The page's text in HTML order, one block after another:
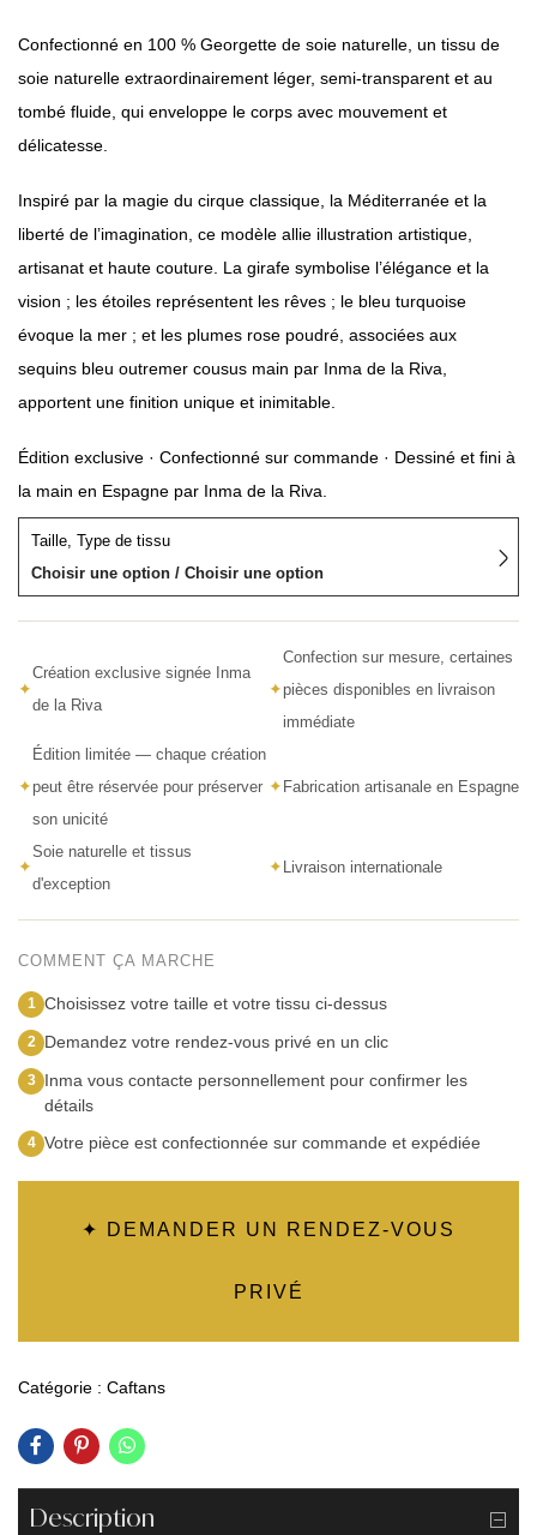
Confectionné en 100 % Georgette de soie naturelle, un tissu de
soie naturelle extraordinairement léger, semi-transparent et au
tombé fluide, qui enveloppe le corps avec mouvement et
délicatesse.
Inspiré par la magie du cirque classique, la Méditerranée et la
liberté de l’imagination, ce modèle allie illustration artistique,
artisanat et haute couture. La girafe symbolise l’élégance et la
vision ; les étoiles représentent les rêves ; le bleu turquoise
évoque la mer ; et les plumes rose poudré, associées aux
sequins bleu outremer cousus main par Inma de la Riva,
apportent une finition unique et inimitable.
Édition exclusive · Confectionné sur commande · Dessiné et fini à
la main en Espagne par Inma de la Riva.
Taille, Type de tissu
Choisir une option / Choisir une option
✦
Création exclusive signée Inma
de la Riva
✦
Confection sur mesure, certaines
pièces disponibles en livraison
immédiate
✦
Édition limitée — chaque création
peut être réservée pour préserver
son unicité
✦Fabrication artisanale en Espagne
✦
Soie naturelle et tissus
d'exception
✦ Livraison internationale
COMMENT ÇA MARCHE
1 Choisissez votre taille et votre tissu ci-dessus
2 Demandez votre rendez-vous privé en un clic
3
Inma vous contacte personnellement pour confirmer les
détails
4 Votre pièce est confectionnée sur commande et expédiée
✦ DEMANDER UN RENDEZ-VOUS
PRIVÉ
Catégorie : Caftans
Description